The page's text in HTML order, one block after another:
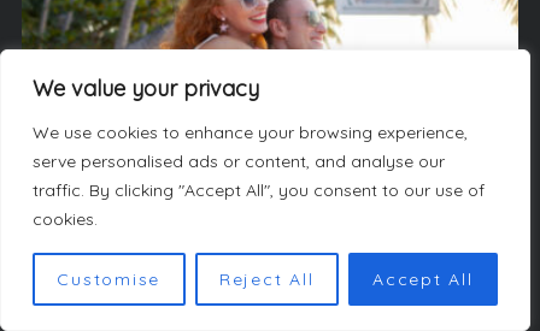
We value your privacy
We use cookies to enhance your browsing experience,
serve personalised ads or content, and analyse our
traffic. By clicking "Accept All", you consent to our use of
cookies.
Customise Reject All Accept All
e
s
Escapade
Voyage all inclusive : profitez de vacances 100 %